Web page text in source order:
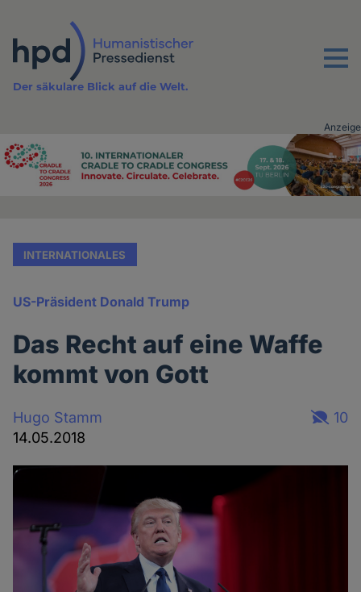
Inhalt
Menu
Der säkulare Blick auf die Welt.
Advertising
Anzeige
INTERNATIONALES
US-Präsident Donald Trump
Das Recht auf eine Waffe
kommt von Gott
Hugo Stamm
14.05.2018
10